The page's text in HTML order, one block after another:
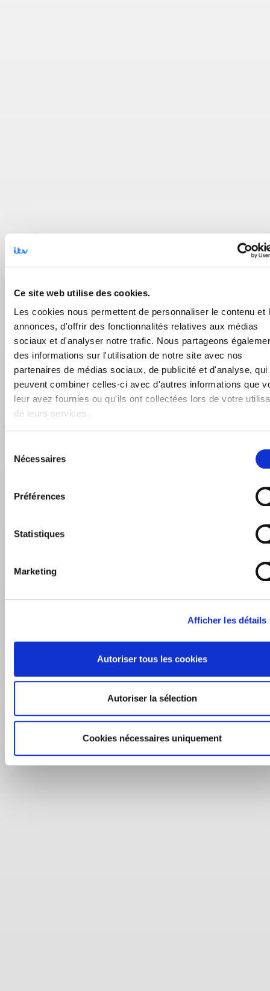
Ce site web utilise des cookies.
Les cookies nous permettent de personnaliser le contenu et
annonces, d'offrir des fonctionnalités relatives aux médias
sociaux et d'analyser notre trafic. Nous partageons
des informations sur l'utilisation de notre site avec nos
partenaires de médias sociaux, de publicité et d'analyse, qui
peuvent combiner celles-ci avec d'autres informations que
leur avez fournies ou qu'ils ont collectées lors de votre
de leurs services.
Nécessaires
Préférences
Statistiques
Marketing
Afficher les détails
Autoriser tous les cookies
Autoriser la sélection
Cookies nécessaires uniquement